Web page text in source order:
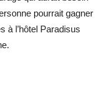
pourrait gagner
à l’hôtel Paradisus